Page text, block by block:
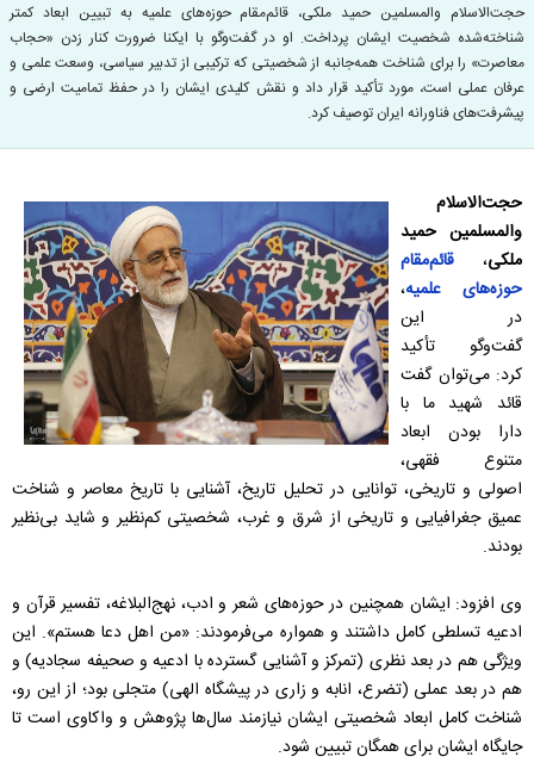
حجت‌الاسلام والمسلمین حمید ملکی، قائم‌مقام حوزه‌های علمیه به تبیین ابعاد کمتر
شناخته‌شده شخصیت ایشان پرداخت. او در گفت‌وگو با ایکنا ضرورت کنار زدن «حجاب
معاصرت» را برای شناخت همه‌جانبه از شخصیتی که ترکیبی از تدبیر سیاسی، وسعت علمی و
عرفان عملی است، مورد تأکید قرار داد و نقش کلیدی ایشان را در حفظ تمامیت ارضی و
پیشرفت‌های فناورانه ایران توصیف کرد.
حجت‌الاسلام
والمسلمین حمید
ملکی، قائم‌مقام
حوزه‌های علمیه،
در این
گفت‌وگو تأکید
کرد: می‌توان گفت
قائد شهید ما با
دارا بودن ابعاد
متنوع فقهی،
اصولی و تاریخی، توانایی در تحلیل تاریخ، آشنایی با تاریخ معاصر و شناخت
عمیق جغرافیایی و تاریخی از شرق و غرب، شخصیتی کم‌نظیر و شاید بی‌نظیر
بودند.
وی افزود: ایشان همچنین در حوزه‌های شعر و ادب، نهج‌البلاغه، تفسیر قرآن و
ادعیه تسلطی کامل داشتند و همواره می‌فرمودند: «من اهل دعا هستم». این
ویژگی هم در بعد نظری (تمرکز و آشنایی گسترده با ادعیه و صحیفه سجادیه) و
هم در بعد عملی (تضرع، انابه و زاری در پیشگاه الهی) متجلی بود؛ از این رو،
شناخت کامل ابعاد شخصیتی ایشان نیازمند سال‌ها پژوهش و واکاوی است تا
جایگاه ایشان برای همگان تبیین شود.